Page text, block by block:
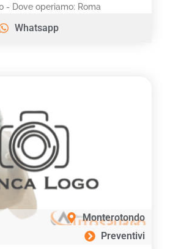
- Dove operiamo: Roma
Whatsapp
Monterotondo
Preventivi